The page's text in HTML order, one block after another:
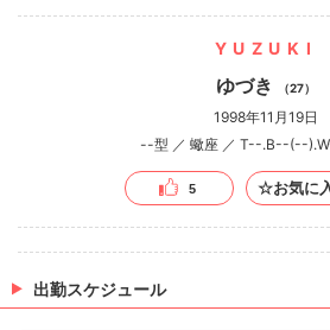
YUZUKI
ゆづき （27）
1998年11月19日
--型 ／ 蠍座 ／ T--.B--(--
5 ☆お気に
出勤スケジュール